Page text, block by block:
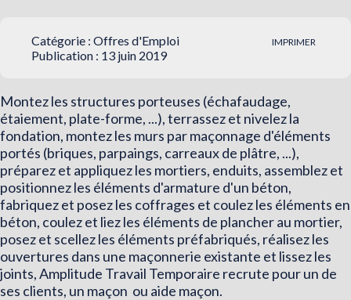
IMPRIMER
Catégorie : Offres d'Emploi
Publication : 13 juin 2019
Montez les structures porteuses (échafaudage,
étaiement, plate-forme, ...), terrassez et nivelez la
fondation, montez les murs par maçonnage d'éléments
portés (briques, parpaings, carreaux de plâtre, ...),
préparez et appliquez les mortiers, enduits, assemblez et
positionnez les éléments d'armature d'un béton,
fabriquez et posez les coffrages et coulez les éléments en
béton, coulez et liez les éléments de plancher au mortier,
posez et scellez les éléments préfabriqués, réalisez les
ouvertures dans une maçonnerie existante et lissez les
joints, Amplitude Travail Temporaire recrute pour un de
ses clients, un maçon ou aide maçon.